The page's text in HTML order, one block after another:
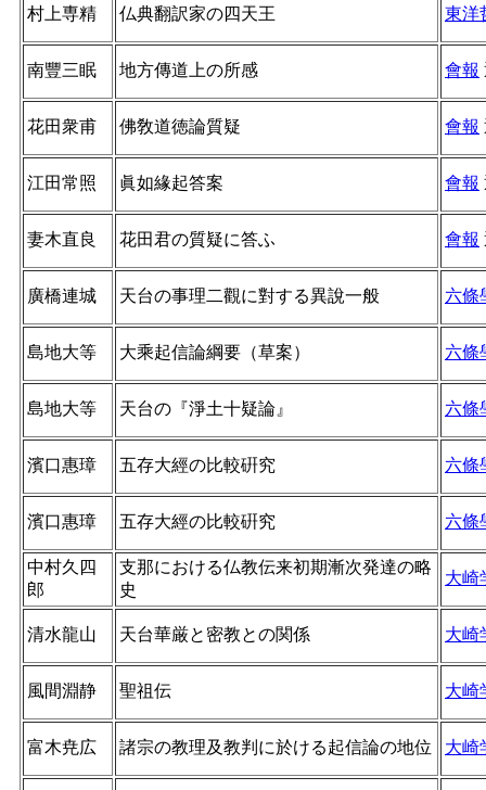
村上専精 仏典翻訳家の四天王 東洋
南豐三眠 地方傳道上の所感 會報
花田衆甫 佛敎道徳論質疑 會報
江田常照 眞如緣起答案 會報
妻木直良 花田君の質疑に答ふ 會報
廣橋連城 天台の事理二觀に對する異說一般 六條
島地大等 大乘起信論綱要（草案） 六條
島地大等 天台の『淨土十疑論』 六條
濱口惠璋 五存大經の比較硏究 六條
濱口惠璋 五存大經の比較硏究 六條
中村久四
郎
支那における仏教伝来初期漸次発達の略
史
大崎
清水龍山 天台華厳と密教との関係 大崎
風間淵静 聖祖伝 大崎
富木尭広 諸宗の教理及教判に於ける起信論の地位 大崎